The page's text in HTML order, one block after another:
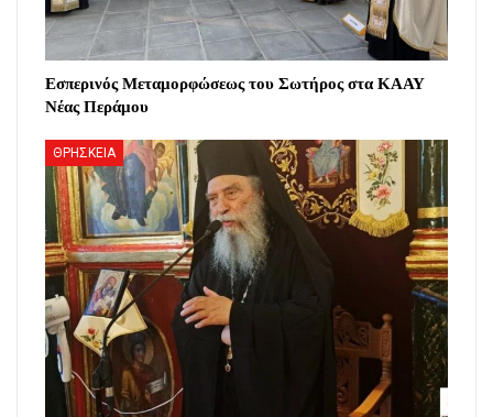
Εσπερινός Μεταμορφώσεως του Σωτήρος στα ΚΑΑΥ
Νέας Περάμου
ΘΡΗΣΚΕΙΑ